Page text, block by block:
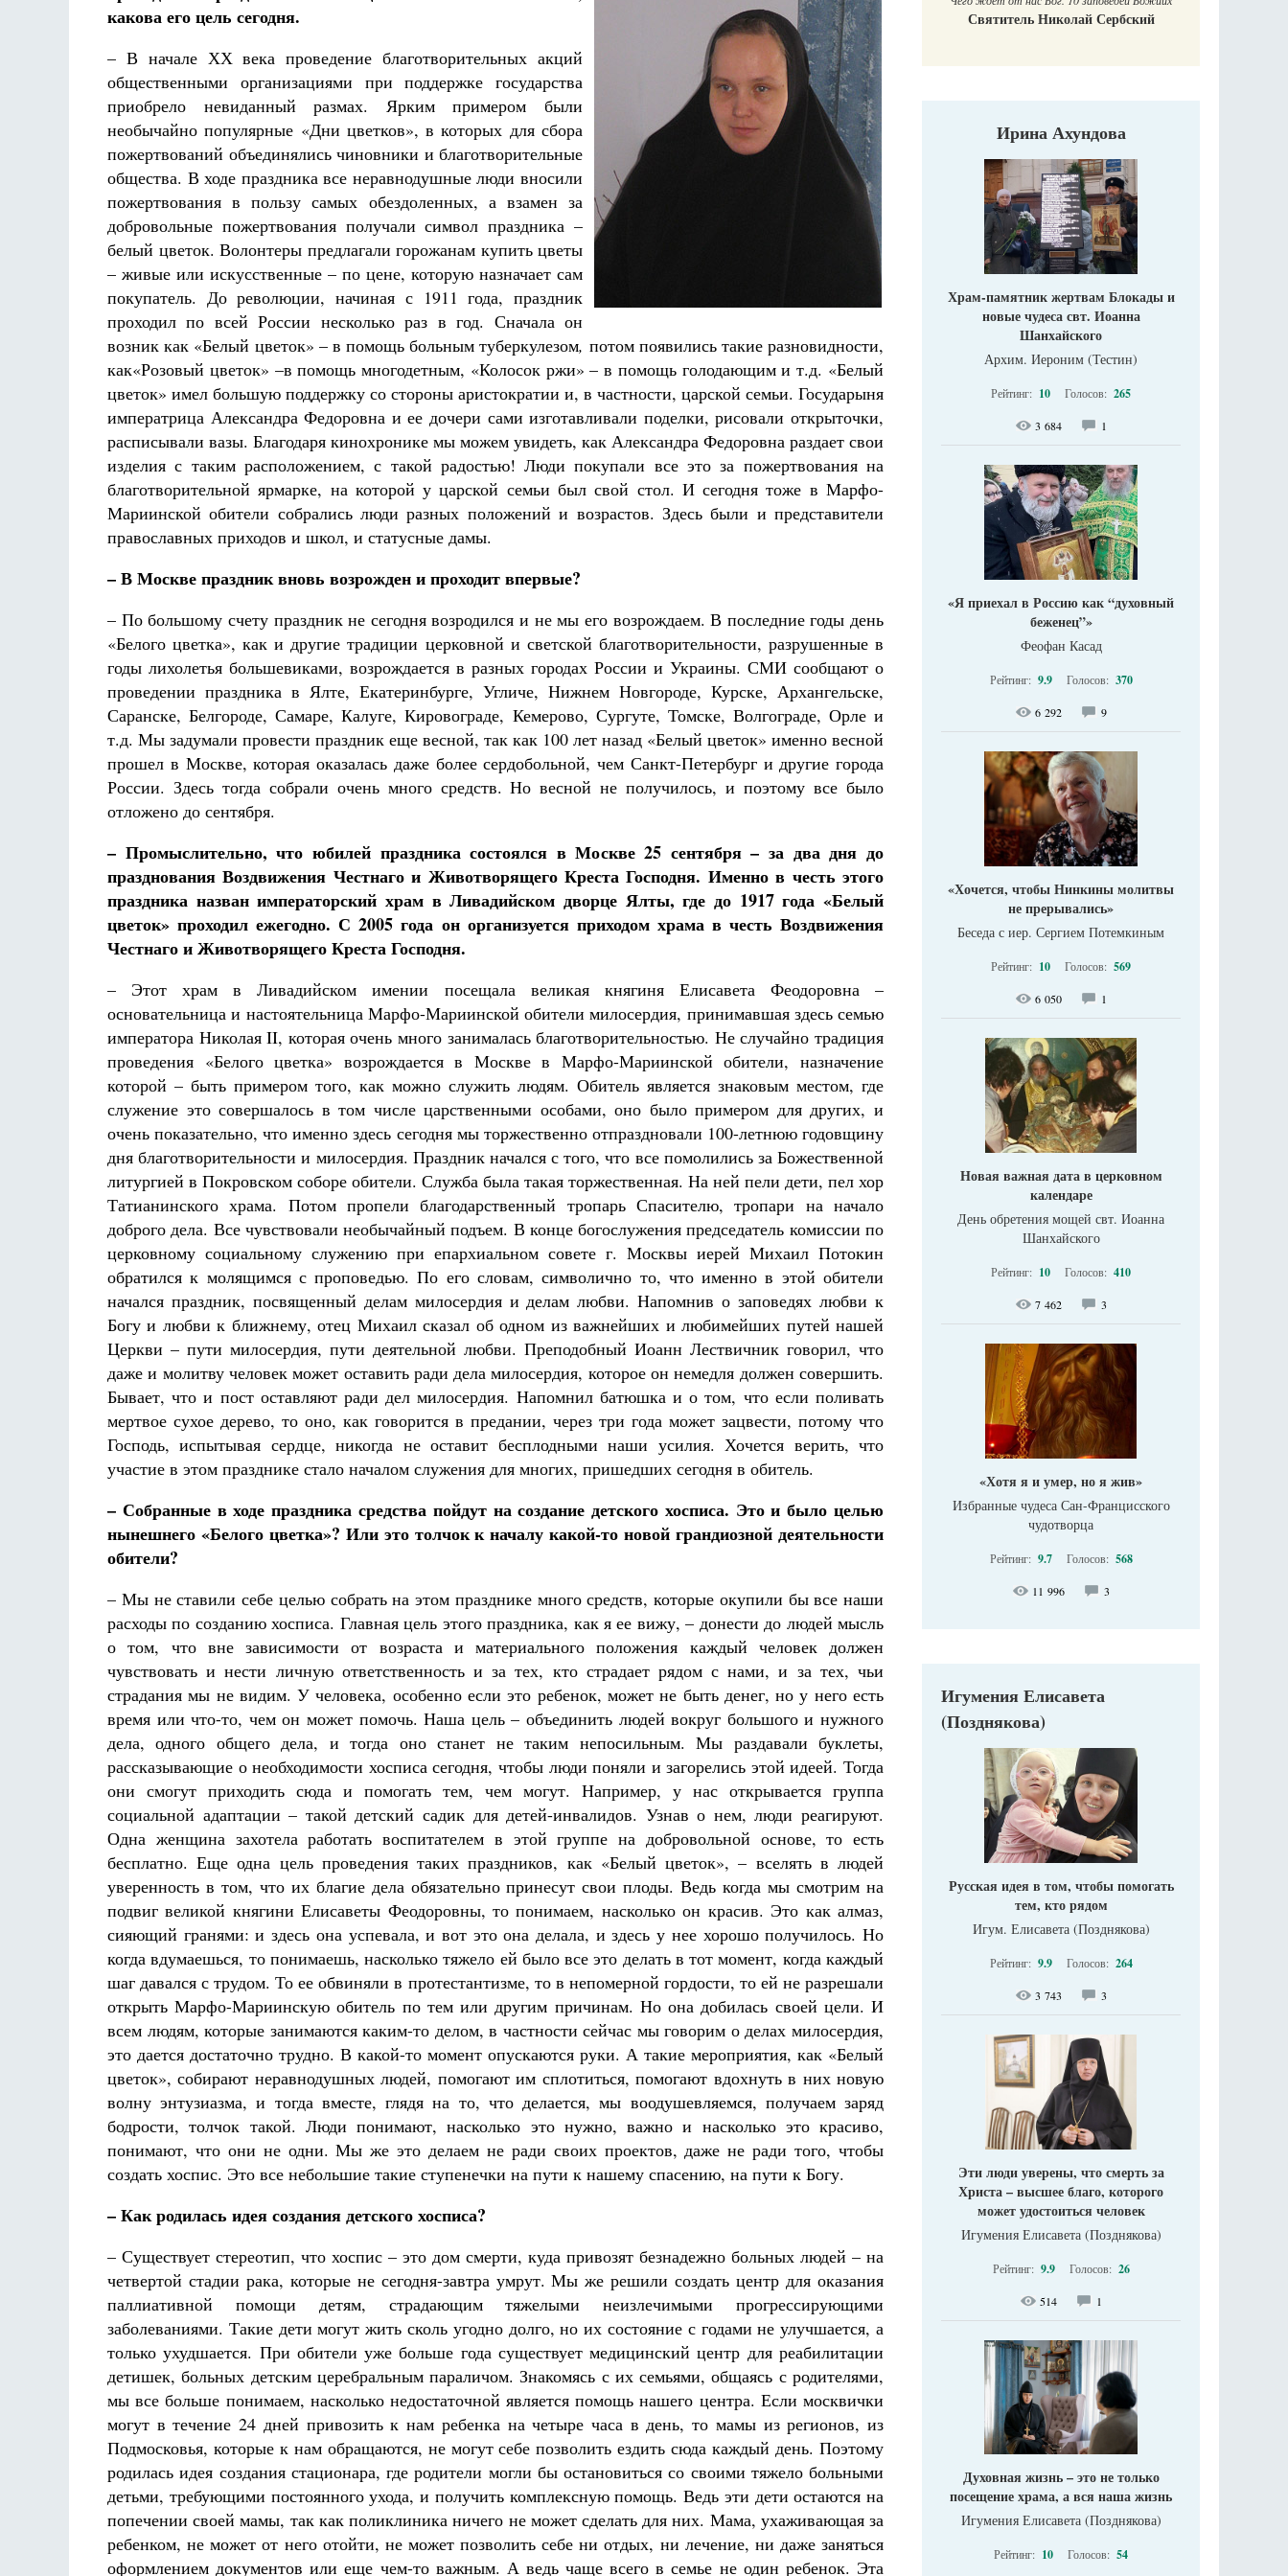
какова его цель сегодня.
– В начале ХХ века проведение благотворительных акций
общественными организациями при поддержке государства
приобрело невиданный размах. Ярким примером были
необычайно популярные «Дни цветков», в которых для сбора
пожертвований объединялись чиновники и благотворительные
общества. В ходе праздника все неравнодушные люди вносили
пожертвования в пользу самых обездоленных, а взамен за
добровольные пожертвования получали символ праздника –
белый цветок. Волонтеры предлагали горожанам купить цветы
– живые или искусственные – по цене, которую назначает сам
покупатель. До революции, начиная с 1911 года, праздник
проходил по всей России несколько раз в год. Сначала он
возник как «Белый цветок» – в помощь больным туберкулезом, потом появились такие разновидности,
как«Розовый цветок» –в помощь многодетным, «Колосок ржи» – в помощь голодающим и т.д. «Белый
цветок» имел большую поддержку со стороны аристократии и, в частности, царской семьи. Государыня
императрица Александра Федоровна и ее дочери сами изготавливали поделки, рисовали открыточки,
расписывали вазы. Благодаря кинохронике мы можем увидеть, как Александра Федоровна раздает свои
изделия с таким расположением, с такой радостью! Люди покупали все это за пожертвования на
благотворительной ярмарке, на которой у царской семьи был свой стол. И сегодня тоже в Марфо-
Мариинской обители собрались люди разных положений и возрастов. Здесь были и представители
православных приходов и школ, и статусные дамы.
– В Москве праздник вновь возрожден и проходит впервые?
– По большому счету праздник не сегодня возродился и не мы его возрождаем. В последние годы день
«Белого цветка», как и другие традиции церковной и светской благотворительности, разрушенные в
годы лихолетья большевиками, возрождается в разных городах России и Украины. СМИ сообщают о
проведении праздника в Ялте, Екатеринбурге, Угличе, Нижнем Новгороде, Курске, Архангельске,
Саранске, Белгороде, Самаре, Калуге, Кировограде, Кемерово, Сургуте, Томске, Волгограде, Орле и
т.д. Мы задумали провести праздник еще весной, так как 100 лет назад «Белый цветок» именно весной
прошел в Москве, которая оказалась даже более сердобольной, чем Санкт-Петербург и другие города
России. Здесь тогда собрали очень много средств. Но весной не получилось, и поэтому все было
отложено до сентября.
– Промыслительно, что юбилей праздника состоялся в Москве 25 сентября – за два дня до
празднования Воздвижения Честнаго и Животворящего Креста Господня. Именно в честь этого
праздника назван императорский храм в Ливадийском дворце Ялты, где до 1917 года «Белый
цветок» проходил ежегодно. С 2005 года он организуется приходом храма в честь Воздвижения
Честнаго и Животворящего Креста Господня.
– Этот храм в Ливадийском имении посещала великая княгиня Елисавета Феодоровна –
основательница и настоятельница Марфо-Мариинской обители милосердия, принимавшая здесь семью
императора Николая II, которая очень много занималась благотворительностью. Не случайно традиция
проведения «Белого цветка» возрождается в Москве в Марфо-Мариинской обители, назначение
которой – быть примером того, как можно служить людям. Обитель является знаковым местом, где
служение это совершалось в том числе царственными особами, оно было примером для других, и
очень показательно, что именно здесь сегодня мы торжественно отпраздновали 100-летнюю годовщину
дня благотворительности и милосердия. Праздник начался с того, что все помолились за Божественной
литургией в Покровском соборе обители. Служба была такая торжественная. На ней пели дети, пел хор
Татианинского храма. Потом пропели благодарственный тропарь Спасителю, тропари на начало
доброго дела. Все чувствовали необычайный подъем. В конце богослужения председатель комиссии по
церковному социальному служению при епархиальном совете г. Москвы иерей Михаил Потокин
обратился к молящимся с проповедью. По его словам, символично то, что именно в этой обители
начался праздник, посвященный делам милосердия и делам любви. Напомнив о заповедях любви к
Богу и любви к ближнему, отец Михаил сказал об одном из важнейших и любимейших путей нашей
Церкви – пути милосердия, пути деятельной любви. Преподобный Иоанн Лествичник говорил, что
даже и молитву человек может оставить ради дела милосердия, которое он немедля должен совершить.
Бывает, что и пост оставляют ради дел милосердия. Напомнил батюшка и о том, что если поливать
мертвое сухое дерево, то оно, как говорится в предании, через три года может зацвести, потому что
Господь, испытывая сердце, никогда не оставит бесплодными наши усилия. Хочется верить, что
участие в этом празднике стало началом служения для многих, пришедших сегодня в обитель.
– Собранные в ходе праздника средства пойдут на создание детского хосписа. Это и было целью
нынешнего «Белого цветка»? Или это толчок к началу какой-то новой грандиозной деятельности
обители?
– Мы не ставили себе целью собрать на этом празднике много средств, которые окупили бы все наши
расходы по созданию хосписа. Главная цель этого праздника, как я ее вижу, – донести до людей мысль
о том, что вне зависимости от возраста и материального положения каждый человек должен
чувствовать и нести личную ответственность и за тех, кто страдает рядом с нами, и за тех, чьи
страдания мы не видим. У человека, особенно если это ребенок, может не быть денег, но у него есть
время или что-то, чем он может помочь. Наша цель – объединить людей вокруг большого и нужного
дела, одного общего дела, и тогда оно станет не таким непосильным. Мы раздавали буклеты,
рассказывающие о необходимости хосписа сегодня, чтобы люди поняли и загорелись этой идеей. Тогда
они смогут приходить сюда и помогать тем, чем могут. Например, у нас открывается группа
социальной адаптации – такой детский садик для детей-инвалидов. Узнав о нем, люди реагируют.
Одна женщина захотела работать воспитателем в этой группе на добровольной основе, то есть
бесплатно. Еще одна цель проведения таких праздников, как «Белый цветок», – вселять в людей
уверенность в том, что их благие дела обязательно принесут свои плоды. Ведь когда мы смотрим на
подвиг великой княгини Елисаветы Феодоровны, то понимаем, насколько он красив. Это как алмаз,
сияющий гранями: и здесь она успевала, и вот это она делала, и здесь у нее хорошо получилось. Но
когда вдумаешься, то понимаешь, насколько тяжело ей было все это делать в тот момент, когда каждый
шаг давался с трудом. То ее обвиняли в протестантизме, то в непомерной гордости, то ей не разрешали
открыть Марфо-Мариинскую обитель по тем или другим причинам. Но она добилась своей цели. И
всем людям, которые занимаются каким-то делом, в частности сейчас мы говорим о делах милосердия,
это дается достаточно трудно. В какой-то момент опускаются руки. А такие мероприятия, как «Белый
цветок», собирают неравнодушных людей, помогают им сплотиться, помогают вдохнуть в них новую
волну энтузиазма, и тогда вместе, глядя на то, что делается, мы воодушевляемся, получаем заряд
бодрости, толчок такой. Люди понимают, насколько это нужно, важно и насколько это красиво,
понимают, что они не одни. Мы же это делаем не ради своих проектов, даже не ради того, чтобы
создать хоспис. Это все небольшие такие ступенечки на пути к нашему спасению, на пути к Богу.
– Как родилась идея создания детского хосписа?
– Существует стереотип, что хоспис – это дом смерти, куда привозят безнадежно больных людей – на
четвертой стадии рака, которые не сегодня-завтра умрут. Мы же решили создать центр для оказания
паллиативной помощи детям, страдающим тяжелыми неизлечимыми прогрессирующими
заболеваниями. Такие дети могут жить сколь угодно долго, но их состояние с годами не улучшается, а
только ухудшается. При обители уже больше года существует медицинский центр для реабилитации
детишек, больных детским церебральным параличом. Знакомясь с их семьями, общаясь с родителями,
мы все больше понимаем, насколько недостаточной является помощь нашего центра. Если москвички
могут в течение 24 дней привозить к нам ребенка на четыре часа в день, то мамы из регионов, из
Подмосковья, которые к нам обращаются, не могут себе позволить ездить сюда каждый день. Поэтому
родилась идея создания стационара, где родители могли бы остановиться со своими тяжело больными
детьми, требующими постоянного ухода, и получить комплексную помощь. Ведь эти дети остаются на
попечении своей мамы, так как поликлиника ничего не может сделать для них. Мама, ухаживающая за
ребенком, не может от него отойти, не может позволить себе ни отдых, ни лечение, ни даже заняться
оформлением документов или еще чем-то важным. А ведь чаще всего в семье не один ребенок. Эта
Кирилл Мурышев Святитель Николай Сербский
Ирина Ахундова
Храм-памятник жертвам Блокады и
новые чудеса свт. Иоанна
Шанхайского
Архим. Иероним (Тестин)
Рейтинг: 10 Голосов: 265
3 684 1
«Я приехал в Россию как “духовный
беженец”»
Феофан Касад
Рейтинг: 9.9 Голосов: 370
6 292 9
«Хочется, чтобы Нинкины молитвы
не прерывались»
Беседа с иер. Сергием Потемкиным
Рейтинг: 10 Голосов: 569
6 050 1
Новая важная дата в церковном
календаре
День обретения мощей свт. Иоанна
Шанхайского
Рейтинг: 10 Голосов: 410
7 462 3
«Хотя я и умер, но я жив»
Избранные чудеса Сан-Францисского
чудотворца
Рейтинг: 9.7 Голосов: 568
11 996 3
Игумения Елисавета
(Позднякова)
Русская идея в том, чтобы помогать
тем, кто рядом
Игум. Елисавета (Позднякова)
Рейтинг: 9.9 Голосов: 264
3 743 3
Эти люди уверены, что смерть за
Христа – высшее благо, которого
может удостоиться человек
Игумения Елисавета (Позднякова)
Рейтинг: 9.9 Голосов: 26
514 1
Духовная жизнь – это не только
посещение храма, а вся наша жизнь
Игумения Елисавета (Позднякова)
Рейтинг: 10 Голосов: 54